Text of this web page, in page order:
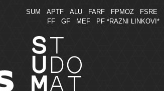
SUM APTF ALU FARF FPMOZ FSRE
FF
GF MEF PF *RAZNI LINKOVI*